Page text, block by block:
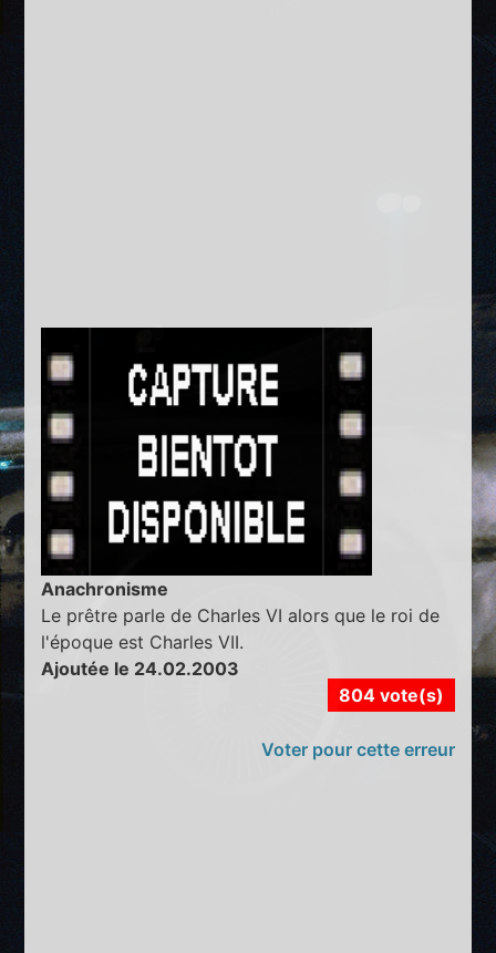
Anachronisme
Le prêtre parle de Charles VI alors que le roi de
l'époque est Charles VII.
Ajoutée le 24.02.2003
804 vote(s)
Voter pour cette erreur